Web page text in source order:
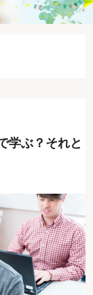
学ぶ？それと